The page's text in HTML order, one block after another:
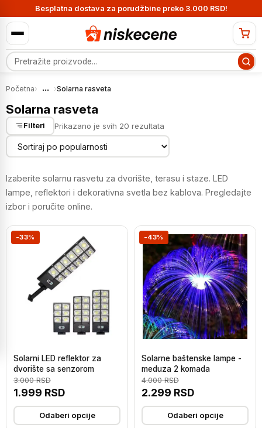
Besplatna dostava za porudžbine preko 3.000 RSD!
Pretraga proizvoda
Početna› ... ›Solarna rasveta
Solarna rasveta
Filteri Prikazano je svih 20 rezultata
po
popularnosti
Izaberite solarnu rasvetu za dvorište, terasu i staze. LED
lampe, reflektori i dekorativna svetla bez kablova. Pregledajte
izbor i poručite online.
-33%
Solarni LED reflektor za
dvorište sa senzorom
1.999 RSD
3.000RSD
Odaberi opcije
-43%
Solarne baštenske lampe -
meduza 2 komada
2.299 RSD
4.000RSD
Odaberi opcije